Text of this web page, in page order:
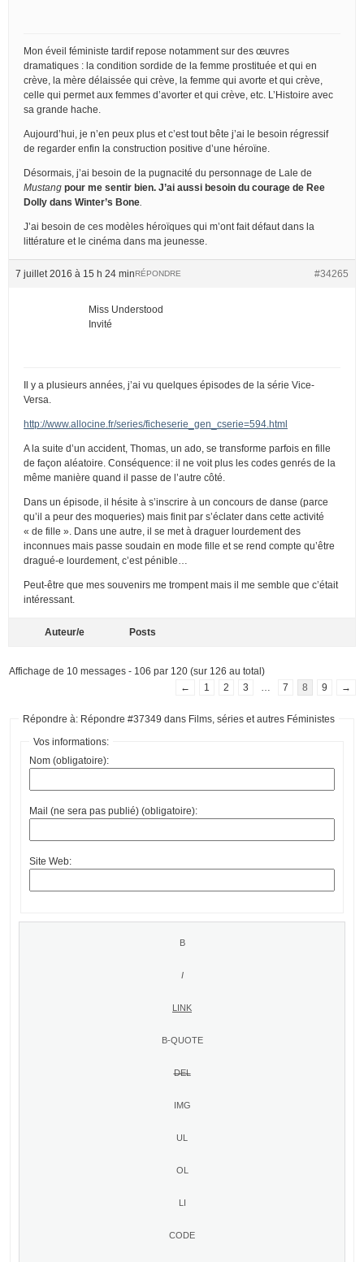
Mon éveil féministe tardif repose notamment sur des œuvres
dramatiques : la condition sordide de la femme prostituée et qui en
crève, la mère délaissée qui crève, la femme qui avorte et qui crève,
celle qui permet aux femmes d’avorter et qui crève, etc. L’Histoire avec
sa grande hache.
Aujourd’hui, je n’en peux plus et c’est tout bête j’ai le besoin régressif
de regarder enfin la construction positive d’une héroïne.
Désormais, j’ai besoin de la pugnacité du personnage de Lale de
Mustang pour me sentir bien. J’ai aussi besoin du courage de Ree
Dolly dans Winter’s Bone
J’ai besoin de ces modèles héroïques qui m’ont fait défaut dans la
littérature et le cinéma dans ma jeunesse.
7 juillet 2016 à 15 h 24 min #34265
RÉPONDRE
Miss Understood
Invité
Il y a plusieurs années, j’ai vu quelques épisodes de la série Vice-
Versa.
http://www.allocine.fr/series/ficheserie_gen_cserie=594.html
A la suite d’un accident, Thomas, un ado, se transforme parfois en fille
de façon aléatoire. Conséquence: il ne voit plus les codes genrés de la
même manière quand il passe de l’autre côté.
Dans un épisode, il hésite à s’inscrire à un concours de danse (parce
qu’il a peur des moqueries) mais finit par s’éclater dans cette activité
« de fille ». Dans une autre, il se met à draguer lourdement des
inconnues mais passe soudain en mode fille et se rend compte qu’être
dragué-e lourdement, c’est pénible…
Peut-être que mes souvenirs me trompent mais il me semble que c’était
intéressant.
Auteur/e Posts
Affichage de 10 messages - 106 par 120 (sur 126 au total)
←
1 2 3 7 8 9 →
Répondre à: Répondre #37349 dans Films, séries et autres Féministes
Vos informations:
Nom (obligatoire):
Mail (ne sera pas publié) (obligatoire):
Site Web: